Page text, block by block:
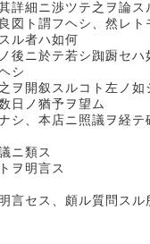
詳細ニ渉ツテ之ヲ論ス
図ト謂フヘシ、然レ
ル者ハ如何
後ニ於テ若シ踟蹰セ
シ
ヲ開叙スルコト左ノ如
ノ猶予ヲ望ム
本店ニ照議ヲ経テ
類ス
明言ス
ス、頗ル質問スル